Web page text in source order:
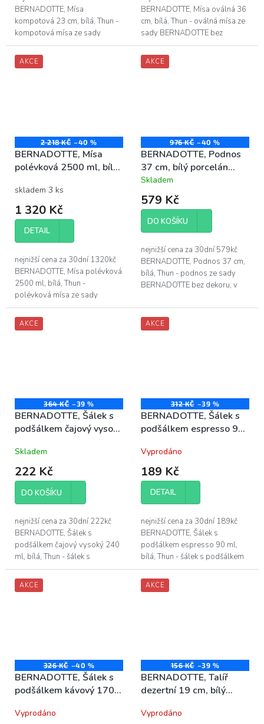
BERNADOTTE, Mísa
kompotová 23 cm, bílá, Thun -
kompotová mísa ze sady
BERNADOTTE bez dekoru, v
barvě bílá - průměr kompotové
mísy je 23 cm -...
BERNADOTTE, Mísa oválná 36
cm, bílá, Thun - oválná mísa ze
sady BERNADOTTE bez
dekoru, v barvě bílá - délka
oválné mísy je 36 cm
AKCE
2 218 KČ –40 %
BERNADOTTE, Mísa
polévková 2500 ml, bílý
skladem 3 ks
1 320 Kč
DETAIL
nejnižší cena za 30dní 1320kč
BERNADOTTE, Mísa polévková
2500 ml, bílá, Thun -
polévková mísa ze sady
BERNADOTTE bez dekoru, v
barvě bílá - objem polévkové
mísy je 2500 ml -...
AKCE
976 KČ –40 %
BERNADOTTE, Podnos
37 cm, bílý porcelán
Thun
Průměrné
hodnocení
produktu
4,0
5
hvězdiček.
Skladem
579 Kč
DO KOŠÍKU
nejnižší cena za 30dní 579kč
BERNADOTTE, Podnos 37 cm,
bílá, Thun - podnos ze sady
BERNADOTTE bez dekoru, v
37 cm - vyrobeno z vysoce
kvalitního...
AKCE
364 KČ –39 %
BERNADOTTE, Šálek s
podšálkem čajový vysoký
Thun
Skladem
222 Kč
DO KOŠÍKU
nejnižší cena za 30dní 222kč
BERNADOTTE, Šálek s
podšálkem čajový vysoký 240
ml, bílá, Thun - šálek s
podšálkem ze sady
BERNADOTTE bez dekoru, v
barvě bílá - objem šálku je
AKCE
312 KČ –39 %
BERNADOTTE, Šálek s
podšálkem espresso 90
Vyprodáno
189 Kč
DETAIL
nejnižší cena za 30dní 189kč
BERNADOTTE, Šálek s
podšálkem espresso 90 ml,
bílá, Thun - šálek s podšálkem
ze sady BERNADOTTE bez
dekoru, v barvě bílá - objem
šálku je 90 ml -...
AKCE
326 KČ –40 %
BERNADOTTE, Šálek s
podšálkem kávový 170
Vyprodáno
AKCE
156 KČ –39 %
BERNADOTTE, Talíř
dezertní 19 cm, bílý
Vyprodáno